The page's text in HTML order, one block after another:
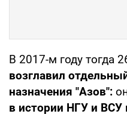
В 2017-м году тогда
возглавил
назначения "Азов":
в истории НГУ и